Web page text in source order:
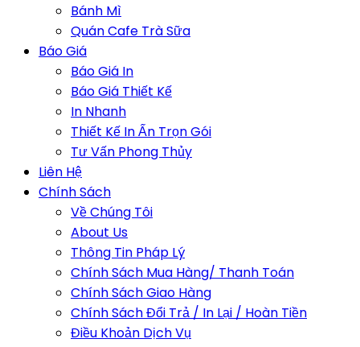
Bánh Mì
Quán Cafe Trà Sữa
Báo Giá
Báo Giá In
Báo Giá Thiết Kế
In Nhanh
Thiết Kế In Ấn Trọn Gói
Tư Vấn Phong Thủy
Liên Hệ
Chính Sách
Về Chúng Tôi
About Us
Thông Tin Pháp Lý
Chính Sách Mua Hàng/ Thanh Toán
Chính Sách Giao Hàng
Chính Sách Đổi Trả / In Lại / Hoàn Tiền
Điều Khoản Dịch Vụ